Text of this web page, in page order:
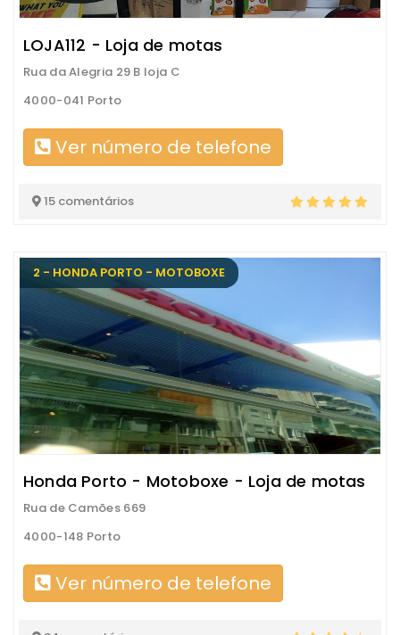
LOJA112 - Loja de motas
Rua da Alegria 29 B loja C
4000-041 Porto
Ver número de telefone
15 comentários
2 - HONDA PORTO - MOTOBOXE
Honda Porto - Motoboxe - Loja de motas
Rua de Camões 669
4000-148 Porto
Ver número de telefone